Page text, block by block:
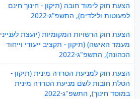
הצעת חוק לימוד חובה (תיקון - חינוך חינם
לפעוטות ולילדים), התשפ"ג-2022
הצעת חוק הרשויות המקומיות (יועצת לענייני
מעמד האישה) (תיקון - תקציב ייעודי וייחוד
הכהונה), התשפ"ג-2022
הצעת חוק למניעת הטרדה מינית (תיקון -
הטלת חובות לשם מניעת הטרדה מינית
במוסד חינוך), התשפ"ג-2022